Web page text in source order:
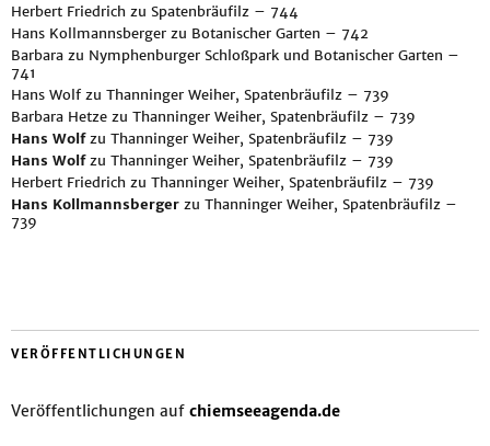
Herbert Friedrich zu Spatenbräufilz – 744
Hans Kollmannsberger zu Botanischer Garten – 742
Barbara zu Nymphenburger Schloßpark und Botanischer Garten –
741
Hans Wolf zu Thanninger Weiher, Spatenbräufilz – 739
Barbara Hetze zu Thanninger Weiher, Spatenbräufilz – 739
Hans Wolfzu Thanninger Weiher, Spatenbräufilz – 739
Hans Wolfzu Thanninger Weiher, Spatenbräufilz – 739
Herbert Friedrich zu Thanninger Weiher, Spatenbräufilz – 739
Hans Kollmannsberger zu Thanninger Weiher, Spatenbräufilz –
739
VERÖFFENTLICHUNGEN
Veröffentlichungen auf chiemseeagenda.de